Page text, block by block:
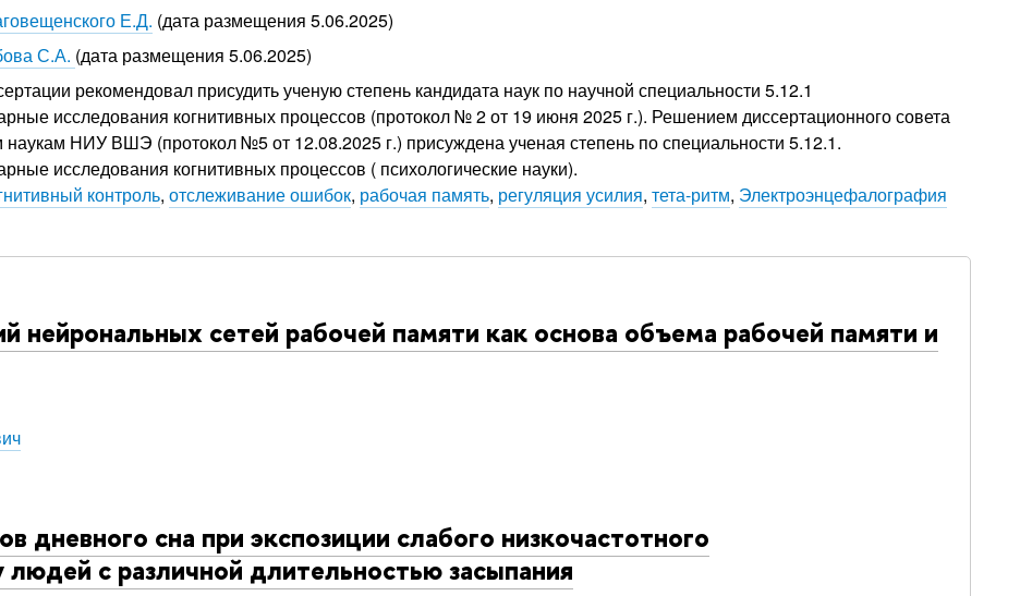
Е.Д. (дата размещения 5.06.2025)
С.А. (дата размещения 5.06.2025)
рекомендовал присудить ученую степень кандидата наук по научной специальности 5.12.1
исследования когнитивных процессов (протокол № 2 от 19 июня 2025 г.). Решением диссертационного совета
наукам НИУ ВШЭ (протокол №5 от 12.08.2025 г.) присуждена ученая степень по специальности 5.12.1.
исследования когнитивных процессов ( психологические науки).
контроль, отслеживание ошибок, рабочая память, регуляция усилия, тета-ритм, Электроэнцефалография
нейрональных сетей рабочей памяти как основа объема рабочей памяти и
дневного сна при экспозиции слабого низкочастотного
людей с различной длительностью засыпания